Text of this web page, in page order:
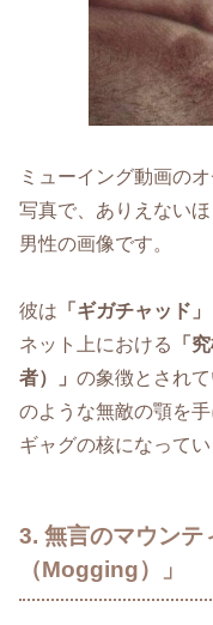
ミューイング動画の
写真で、ありえない
男性の画像です。
彼は 「ギガチャッド」
ネット上における
「
者）」 の象徴とされ
のような無敵の顎を
ギャグの核になってい
3. 無言のマウンテ
（Mogging）」